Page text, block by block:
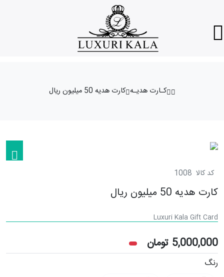
کـارت هدیـه کارت هدیه 50 میلیون ریال
کد کالا 1008
کارت هدیه 50 میلیون ریال
Luxuri Kala Gift Card
5,000,000 تومان
رنگ